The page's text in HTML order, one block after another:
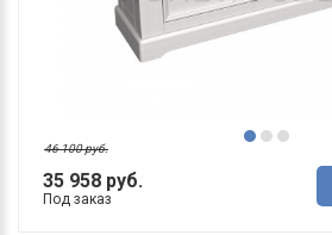
35 958 руб.
46 100 руб.
Под заказ